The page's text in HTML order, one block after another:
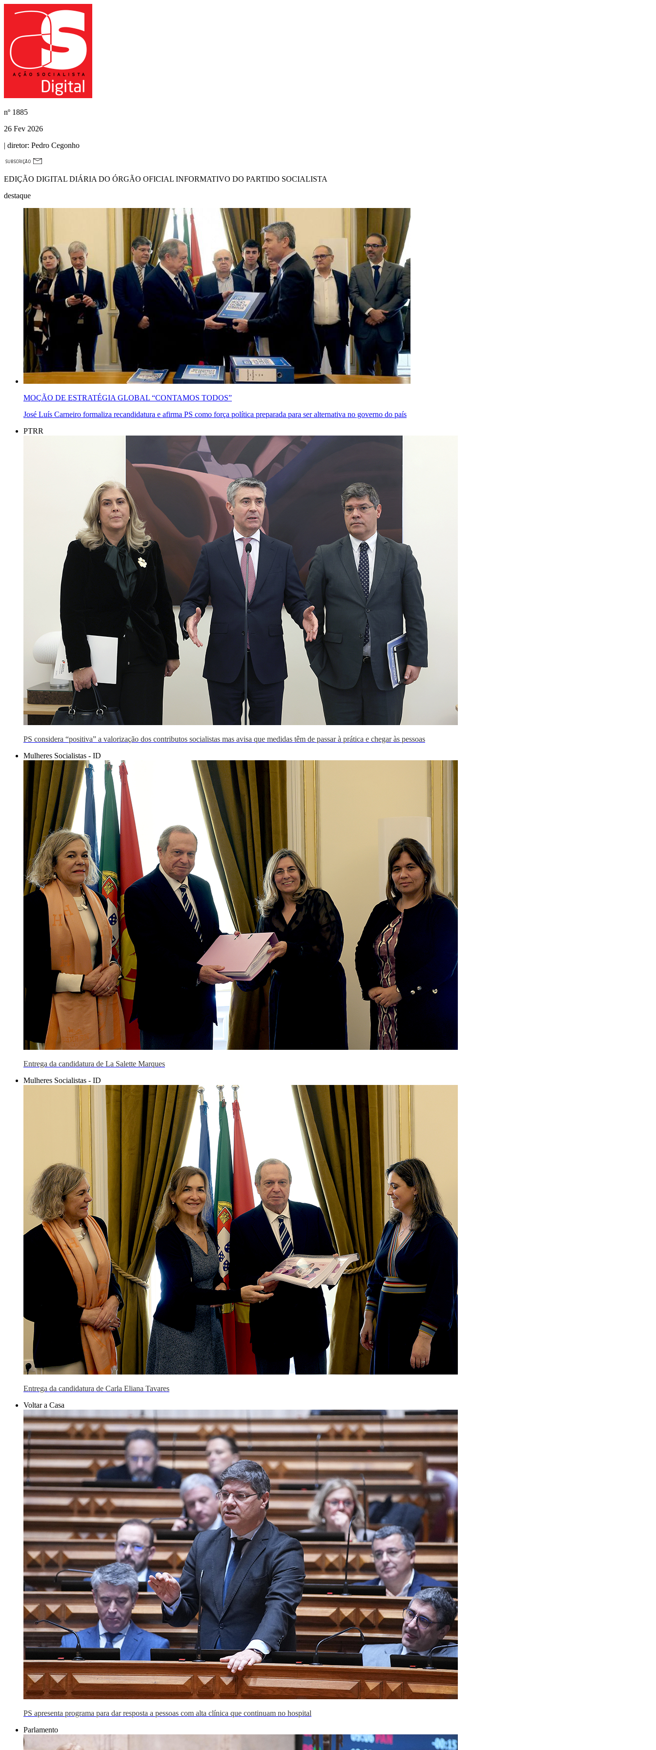
nº 1885
26 Fev 2026
| diretor: Pedro Cegonho
EDIÇÃO DIGITAL DIÁRIA DO ÓRGÃO OFICIAL INFORMATIVO DO PARTIDO SOCIALISTA
destaque
MOÇÃO DE ESTRATÉGIA GLOBAL “CONTAMOS TODOS”
José Luís Carneiro formaliza recandidatura e afirma PS como força política preparada para ser alternativa no governo do país
PTRR
PS considera “positiva” a valorização dos contributos socialistas mas avisa que medidas têm de passar à prática e chegar às pessoas
Mulheres Socialistas - ID
Entrega da candidatura de La Salette Marques
Mulheres Socialistas - ID
Entrega da candidatura de Carla Eliana Tavares
Voltar a Casa
PS apresenta programa para dar resposta a pessoas com alta clínica que continuam no hospital
Parlamento